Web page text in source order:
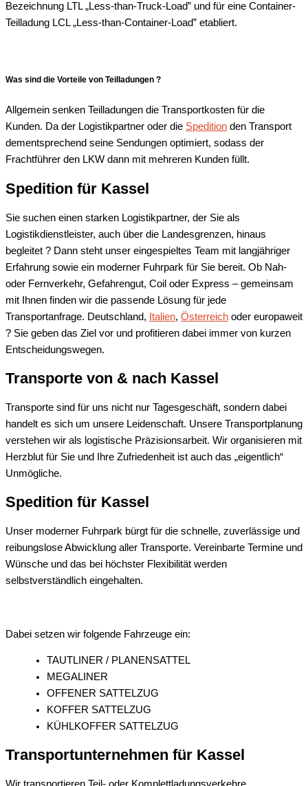
Bezeichnung LTL „Less-than-Truck-Load” und für eine Container-
Teilladung LCL „Less-than-Container-Load” etabliert.
Was sind die Vorteile von Teilladungen ?
Allgemein senken Teilladungen die Transportkosten für die
Kunden. Da der Logistikpartner oder die Spedition den Transport
dementsprechend seine Sendungen optimiert, sodass der
Frachtführer den LKW dann mit mehreren Kunden füllt.
Spedition für Kassel
Sie suchen einen starken Logistikpartner, der Sie als
Logistikdienstleister, auch über die Landesgrenzen, hinaus
begleitet ? Dann steht unser eingespieltes Team mit langjähriger
Erfahrung sowie ein moderner Fuhrpark für Sie bereit. Ob Nah-
oder Fernverkehr, Gefahrengut, Coil oder Express – gemeinsam
mit Ihnen finden wir die passende Lösung für jede
Transportanfrage. Deutschland, Italien, Österreich oder europaweit
? Sie geben das Ziel vor und profitieren dabei immer von kurzen
Entscheidungswegen.
Transporte von & nach Kassel
Transporte sind für uns nicht nur Tagesgeschäft, sondern dabei
handelt es sich um unsere Leidenschaft. Unsere Transportplanung
verstehen wir als logistische Präzisionsarbeit. Wir organisieren mit
Herzblut für Sie und Ihre Zufriedenheit ist auch das „eigentlich“
Unmögliche.
Spedition für Kassel
Unser moderner Fuhrpark bürgt für die schnelle, zuverlässige und
reibungslose Abwicklung aller Transporte. Vereinbarte Termine und
Wünsche und das bei höchster Flexibilität werden
selbstverständlich eingehalten.
Dabei setzen wir folgende Fahrzeuge ein:
TAUTLINER / PLANENSATTEL
MEGALINER
OFFENER SATTELZUG
KOFFER SATTELZUG
KÜHLKOFFER SATTELZUG
Transportunternehmen für Kassel